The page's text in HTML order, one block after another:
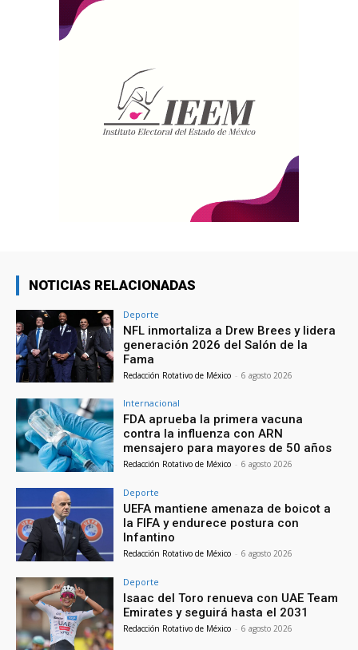
NOTICIAS RELACIONADAS
Deporte
NFL inmortaliza a Drew Brees y lidera
generación 2026 del Salón de la
Fama
Redacción Rotativo de México - 6 agosto 2026
Internacional
FDA aprueba la primera vacuna
contra la influenza con ARN
mensajero para mayores de 50 años
Redacción Rotativo de México - 6 agosto 2026
Deporte
UEFA mantiene amenaza de boicot a
la FIFA y endurece postura con
Infantino
Redacción Rotativo de México - 6 agosto 2026
Deporte
Isaac del Toro renueva con UAE Team
Emirates y seguirá hasta el 2031
Redacción Rotativo de México - 6 agosto 2026